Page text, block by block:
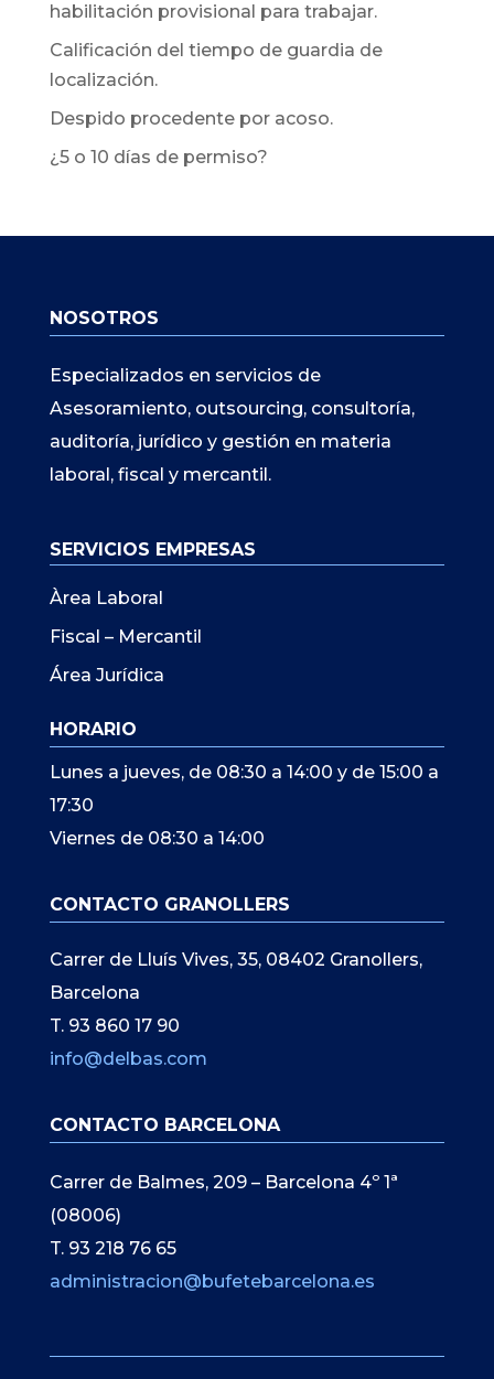
habilitación provisional para trabajar.
Calificación del tiempo de guardia de
localización.
Despido procedente por acoso.
¿5 o 10 días de permiso?
NOSOTROS
Especializados en servicios de
Asesoramiento, outsourcing, consultoría,
auditoría, jurídico y gestión en materia
laboral, fiscal y mercantil.
SERVICIOS EMPRESAS
Àrea Laboral
Fiscal – Mercantil
Área Jurídica
HORARIO
Lunes a jueves, de 08:30 a 14:00 y de 15:00 a
17:30
Viernes de 08:30 a 14:00
CONTACTO GRANOLLERS
Carrer de Lluís Vives, 35, 08402 Granollers,
Barcelona
T. 93 860 17 90
info@delbas.com
CONTACTO BARCELONA
Carrer de Balmes, 209 – Barcelona 4º 1ª
(08006)
T. 93 218 76 65
administracion@bufetebarcelona.es